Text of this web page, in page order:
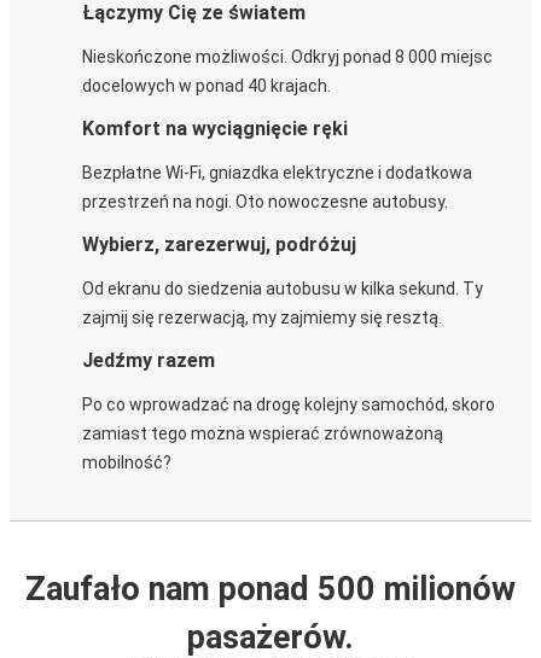
Łączymy Cię ze światem
Nieskończone możliwości. Odkryj ponad 8 000 miejsc
docelowych w ponad 40 krajach.
Komfort na wyciągnięcie ręki
Bezpłatne Wi-Fi, gniazdka elektryczne i dodatkowa
przestrzeń na nogi. Oto nowoczesne autobusy.
Wybierz, zarezerwuj, podróżuj
Od ekranu do siedzenia autobusu w kilka sekund. Ty
zajmij się rezerwacją, my zajmiemy się resztą.
Jedźmy razem
Po co wprowadzać na drogę kolejny samochód, skoro
zamiast tego można wspierać zrównoważoną
mobilność?
Zaufało nam ponad 500 milionów
pasażerów.